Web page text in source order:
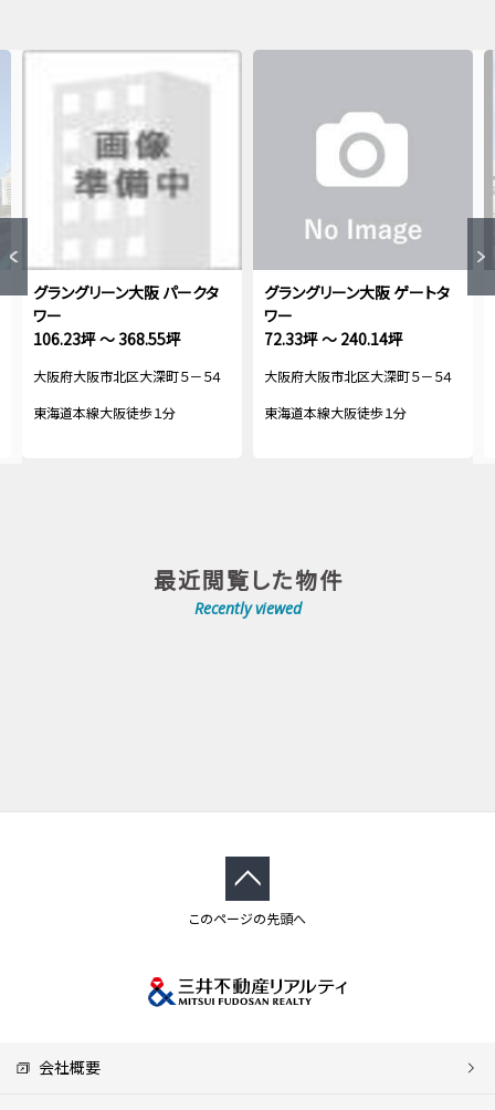
グラングリーン大阪 パークタ
ワー
106.23坪 ～ 368.55坪
大阪府大阪市北区大深町５－５４
東海道本線大阪徒歩１分
グラングリーン大阪 ゲートタ
ワー
72.33坪 ～ 240.14坪
大阪府大阪市北区大深町５－５４
東海道本線大阪徒歩１分
最近閲覧した物件
Recently viewed
このページの先頭へ
会社概要